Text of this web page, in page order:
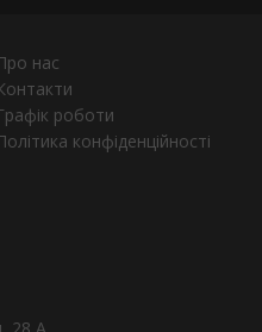
нас
роботи
конфіденційності